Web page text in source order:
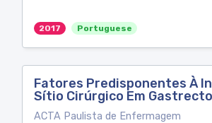
2017 Portuguese
Fatores Predisponentes À
Sítio Cirúrgico Em
ACTA Paulista de Enfermagem